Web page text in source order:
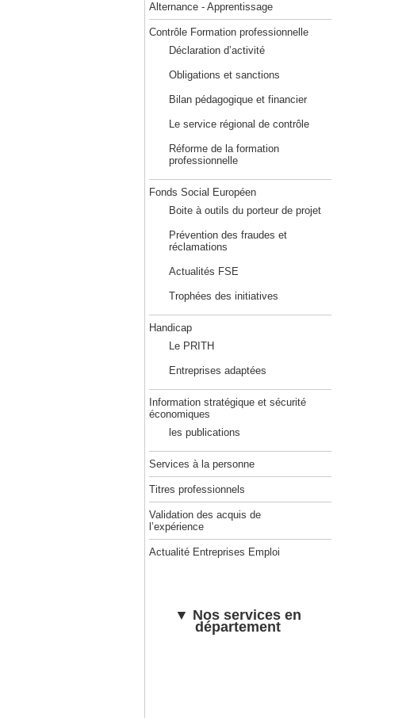
Alternance - Apprentissage
Contrôle Formation professionnelle
Déclaration d’activité
Obligations et sanctions
Bilan pédagogique et financier
Le service régional de contrôle
Réforme de la formation
professionnelle
Fonds Social Européen
Boite à outils du porteur de projet
Prévention des fraudes et
réclamations
Actualités FSE
Trophées des initiatives
Handicap
Le PRITH
Entreprises adaptées
Information stratégique et sécurité
économiques
les publications
Services à la personne
Titres professionnels
Validation des acquis de
l’expérience
Actualité Entreprises Emploi
▼ Nos services en
département